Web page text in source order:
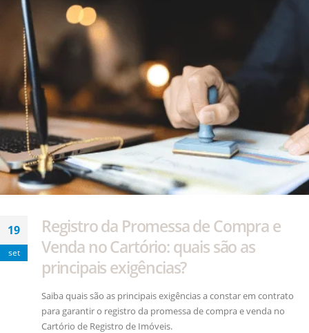
19
set
Registro da Promessa de Compra e
Venda no Cartório: quais são as
principais exigências?
Saiba quais são as principais exigências a constar em contrato
para garantir o registro da promessa de compra e venda no
Cartório de Registro de Imóveis.